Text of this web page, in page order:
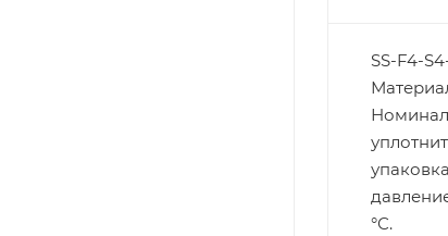
SS-F4-
°С.